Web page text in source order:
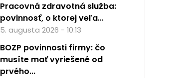
Pracovná zdravotná služba:
povinnosť, o ktorej veľa...
5. augusta 2026 - 10:13
BOZP povinnosti firmy: čo
musíte mať vyriešené od
prvého...